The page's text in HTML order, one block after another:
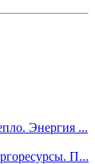
Энергия ...
П...